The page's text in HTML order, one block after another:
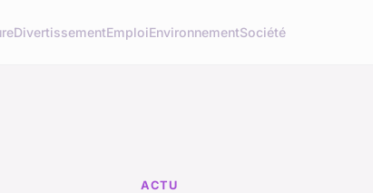
DivertissementEmploiEnvironnementSociété
ACTU